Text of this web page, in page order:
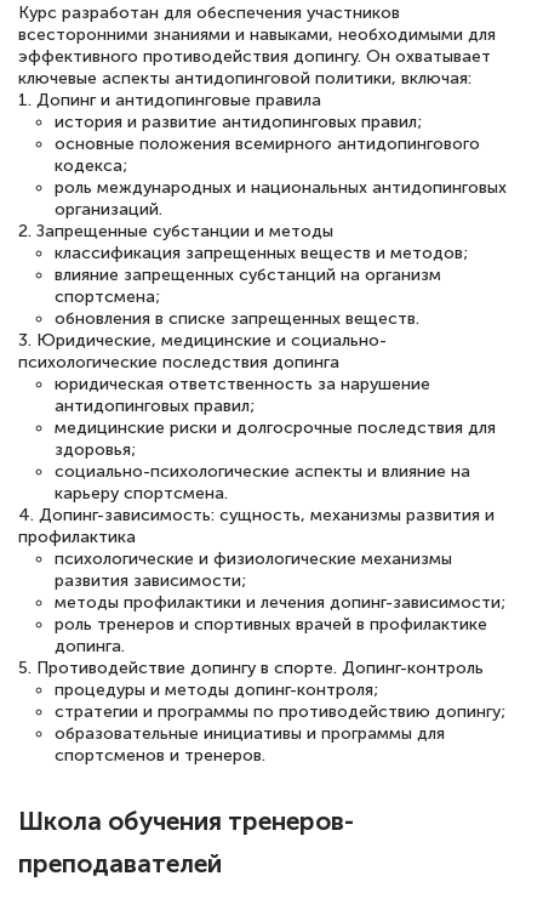
Всем добрый день! Я прошла курс
повышени каалификации по
специальности «Тренер-преподаватель
по тяжелой атлетике»! Хочется
подчеркуть, что при обращении
оперативно связались со мной
специалисты, ответили на все
интересующие вопросы и в течении
двух…
Светлана К
Знаток города 7 уровня
10 марта 2026
Оставила заявку на обучение онлайн, мне
быстро ответили, разъяснили все детали.
Обучение понравилось: огромное
количество тематической литературы,
пособий и учебников доступно на время
прохождения курса, удобная система
аттестации, проблем не возникло ни на
каком этапе…
Курс разработан для обеспечения участников
всесторонними знаниями и навыками, необходимыми для
эффективного противодействия допингу. Он охватывает
ключевые аспекты антидопинговой политики, включая:
1. Допинг и антидопинговые правила
история и развитие антидопинговых правил;
основные положения всемирного антидопингового
кодекса;
роль международных и национальных антидопинговых
организаций.
2. Запрещенные субстанции и методы
классификация запрещенных веществ и методов;
влияние запрещенных субстанций на организм
спортсмена;
обновления в списке запрещенных веществ.
3. Юридические, медицинские и социально-
психологические последствия допинга
юридическая ответственность за нарушение
антидопинговых правил;
медицинские риски и долгосрочные последствия для
здоровья;
социально-психологические аспекты и влияние на
карьеру спортсмена.
4. Допинг-зависимость: сущность, механизмы развития и
профилактика
психологические и физиологические механизмы
развития зависимости;
методы профилактики и лечения допинг-зависимости;
роль тренеров и спортивных врачей в профилактике
допинга.
5. Противодействие допингу в спорте. Допинг-контроль
процедуры и методы допинг-контроля;
стратегии и программы по противодействию допингу;
образовательные инициативы и программы для
спортсменов и тренеров.
Школа обучения тренеров-
преподавателей